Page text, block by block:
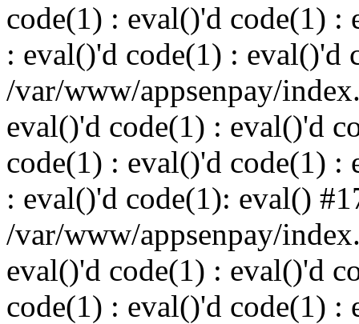
code(1) : eval()'d code(1) :
: eval()'d code(1) : eval()'d
/var/www/appsenpay/
eval()'d code(1) : eval()'d
code(1) : eval()'d code(1) :
: eval()'d code(1): eval()
/var/www/appsenpay/
eval()'d code(1) : eval()'d
code(1) : eval()'d code(1) :